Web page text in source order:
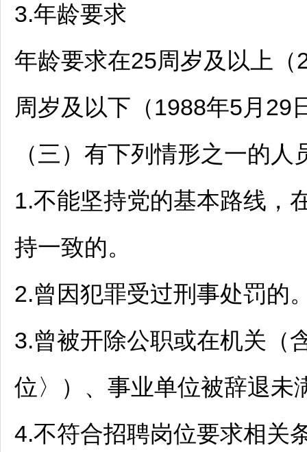
3.年龄要求
年龄要求在25周岁及以上
周岁及以下（1988年5月29
（三）有下列情形之一的
1.不能坚持党的基本路线，
持一致的。
2.曾因犯罪受过刑事处罚的
3.曾被开除公职或在机关（
位〉）、 事业单位被辞退未
4.不符合招聘岗位要求相关